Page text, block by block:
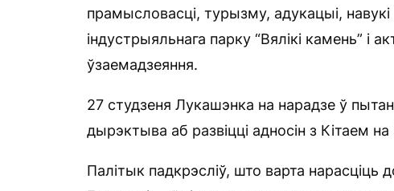
прамысловасці, турызму, адукацыі, навукі
індустрыяльнага парку “Вялікі камень” і
ўзаемадзеяння.
27 студзеня Лукашэнка на нарадзе ў
дырэктыва аб развіцці адносін з Кітаем
Палітык падкрэсліў, што варта